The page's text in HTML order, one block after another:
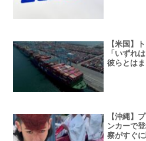
【米国】
「いずれ
彼らとは
【沖縄】
ンカーで
察がすぐ